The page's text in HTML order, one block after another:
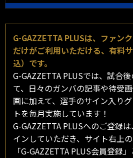
G-GAZZETTA PLUSは、ファン
だけがご利用いただける、有料
込）です。
G-GAZZETTA PLUSでは、試合
て、日々のガンバの記事や待受
画に加えて、選手のサイン入り
トを毎月実施しています！
G-GAZZETTA PLUSへのご登録
インしていただき、サイト右上
「G-GAZZETTA PLUS会員登録